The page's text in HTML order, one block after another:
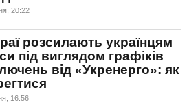
20:22
розсилають українцям
під виглядом графіків
від «Укренерго»: як
16:56